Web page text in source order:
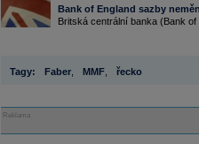
Bank of England sazby
Britská centrální banka (Bank
Tagy: Faber MMF řecko
Reklama